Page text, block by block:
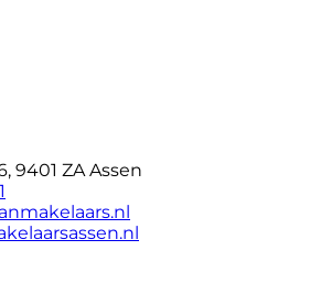
9401 ZA Assen